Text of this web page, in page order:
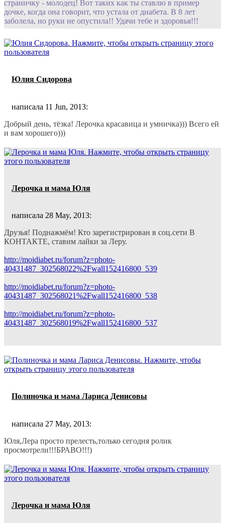
страничку - молодец! Вот таких как ты ставлю в пример
дочке, когда она говорит, что устала от диабета. В 8 лет
заболела, но руки не опустила!! Удачи тебе и здоровья!!!
Юлия Сидорова
написала 11 Jun, 2013:
Добрый день, тёзка! Лерочка красавица и умничка))) Всего ей
и вам хорошего)))
Лерочка и мама Юля
написала 28 May, 2013:
Друзья! Поднажмём! Кто зарегистрирован в соц.сети В
КОНТАКТЕ, ставим лайки за Леру.
http://moidiabet.ru/forum?z=photo-
40431487_302568022%2Fwall152416800_539
http://moidiabet.ru/forum?z=photo-
40431487_302568021%2Fwall152416800_538
http://moidiabet.ru/forum?z=photo-
40431487_302568019%2Fwall152416800_537
Полиночка и мама Лариса Денисовы
написала 27 May, 2013:
Юля,Лера просто прелесть,только сегодня ролик
просмотрели!!!БРАВО!!!)
Лерочка и мама Юля